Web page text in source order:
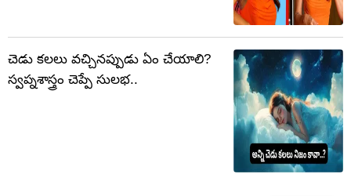
చెడు కలలు వచ్చినప్పుడు ఏం చేయాలి?
స్వప్నశాస్త్రం చెప్పే సులభ..